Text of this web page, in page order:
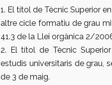
1. El títol de Tècnic Superior
altre cicle formatiu de grau
41.3 de la Llei orgànica 2/
2. El títol de Tècnic
estudis universitaris de grau,
de 3 de maig.